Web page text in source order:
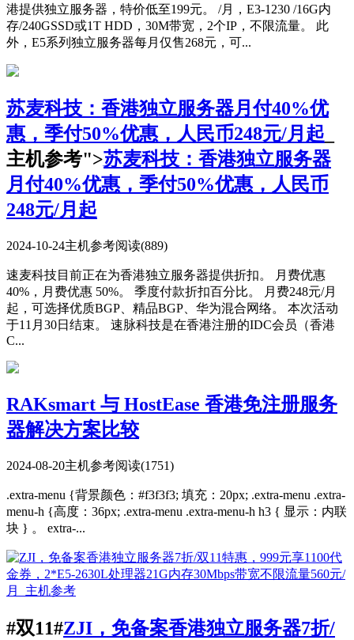
港提供独立服务器，特价低至199元。 /月，E3-1230 /16G内
存/240GSSD或1T HDD，30M带宽，2个IP，不限流量。 此
外，E5系列独立服务器每月仅售268元，可...
苏麦科技：香港独立服务器月付40%优
惠，季付50%优惠，人民币248元/月起
主机参考">苏麦科技：香港独立服务器
月付40%优惠，季付50%优惠，人民币
248元/月起
2024-10-24主机参考阅读(889)
速麦科技目前正在为香港独立服务器提供折扣。 月费优惠
40%，月费优惠 50%。 季度付款折扣百分比。 月费248元/月
起，可选择优质BGP、精品BGP、华为混合网络。 本次活动
于11月30日结束。 速脉科技是在香港注册的IDC会员（香港
C...
RAKsmart 与 HostEase 香港免注册服务
器解决方案比较
2024-08-20主机参考阅读(1751)
.extra-menu {背景颜色：#f3f3f3; 填充：20px; .extra-menu .extra-
menu-h {高度：36px; .extra-menu .extra-menu-h h3 { 显示：内联
块 } 。 extra-...
#双11#ZJI，免备案香港独立服务器7折/